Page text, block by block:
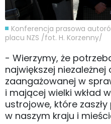
Konferencja prasowa
placu NZS /fot. H. Korzenny/
- Wierzymy, że
największej
zaangażowanej w
i mającej wielki wkład
ustrojowe, które
w naszym kraju i